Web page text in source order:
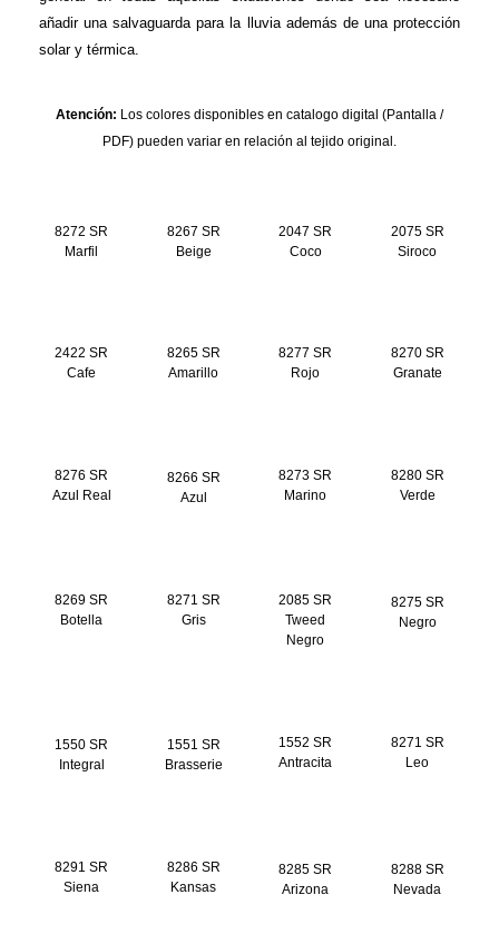
añadir una salvaguarda para la lluvia además de una protección
solar y térmica.
Atención: Los colores disponibles en catalogo digital (Pantalla /
PDF) pueden variar en relación al tejido original.
8272 SR
Marfil
8267 SR
Beige
2047 SR
Coco
2075 SR
Siroco
2422 SR
Cafe
8265 SR
Amarillo
8277 SR
Rojo
8270 SR
Granate
8276 SR
Azul Real
8266 SR
Azul
8273 SR
Marino
8280 SR
Verde
8269 SR
Botella
8271 SR
Gris
2085 SR
Tweed
Negro
Negro
Integral
Brasserie
1552 SR
Antracita
8271 SR
Leo
Siena
Kansas
Arizona
Nevada